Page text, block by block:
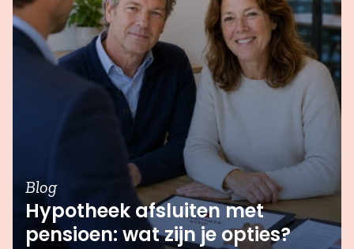
mogelijkheden om ondanks een
studieschuld toch een passende
hypotheek te vinden, waarbij wij je
kunnen adviseren over de beste opties
voor jouw situatie.
Blog
Hypotheek afsluiten met
pensioen: wat zijn je opties?